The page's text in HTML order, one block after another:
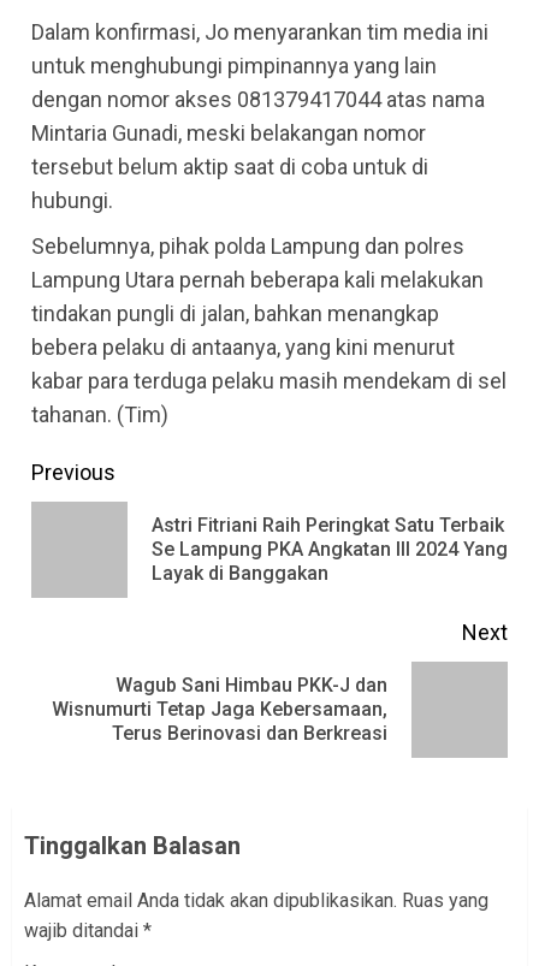
Dalam konfirmasi, Jo menyarankan tim media ini
untuk menghubungi pimpinannya yang lain
dengan nomor akses 081379417044 atas nama
Mintaria Gunadi, meski belakangan nomor
tersebut belum aktip saat di coba untuk di
hubungi.
Sebelumnya, pihak polda Lampung dan polres
Lampung Utara pernah beberapa kali melakukan
tindakan pungli di jalan, bahkan menangkap
bebera pelaku di antaanya, yang kini menurut
kabar para terduga pelaku masih mendekam di sel
tahanan. (Tim)
Continue
Previous
Astri Fitriani Raih Peringkat Satu Terbaik
Se Lampung PKA Angkatan III 2024 Yang
Layak di Banggakan
Next
Next
Wagub Sani Himbau PKK-J dan
Wisnumurti Tetap Jaga Kebersamaan,
Terus Berinovasi dan Berkreasi
Tinggalkan Balasan
Alamat email Anda tidak akan dipublikasikan. Ruas yang
wajib ditandai *